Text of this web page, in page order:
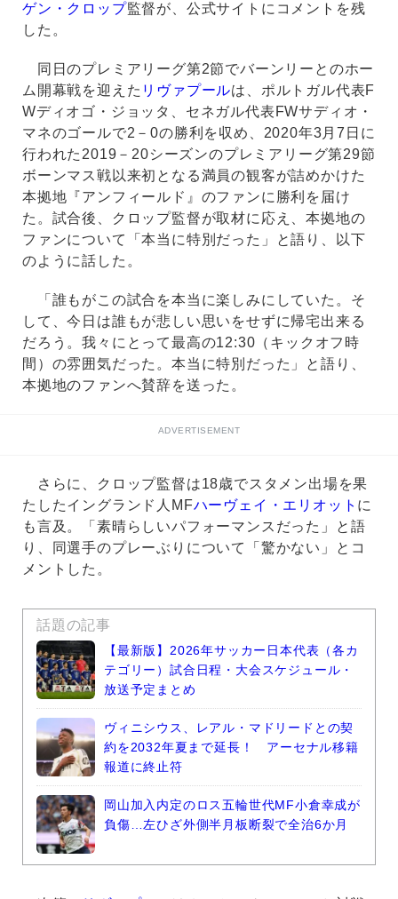
ゲン・クロップ監督が、公式サイトにコメントを残
した。
同日のプレミアリーグ第2節でバーンリーとのホー
ム開幕戦を迎えた リヴァプールは、ポルトガル代表F
Wディオゴ・ジョッタ、セネガル代表FWサディオ・
マネのゴールで2－0の勝利を収め、2020年3月7日に
行われた2019－20シーズンのプレミアリーグ第29節
ボーンマス戦以来初となる満員の観客が詰めかけた
本拠地『アンフィールド』のファンに勝利を届け
た。試合後、クロップ監督が取材に応え、本拠地の
ファンについて「本当に特別だった」と語り、以下
のように話した。
「誰もがこの試合を本当に楽しみにしていた。そ
して、今日は誰もが悲しい思いをせずに帰宅出来る
だろう。我々にとって最高の12:30（キックオフ時
間）の雰囲気だった。本当に特別だった」と語り、
本拠地のファンへ賛辞を送った。
ADVERTISEMENT
さらに、クロップ監督は18歳でスタメン出場を果
たしたイングランド人MFハーヴェイ・エリオット に
も言及。「素晴らしいパフォーマンスだった」と語
り、同選手のプレーぶりについて「驚かない」とコ
メントした。
話題の記事
【最新版】2026年サッカー日本代表（各カ
テゴリー）試合日程・大会スケジュール・
放送予定まとめ
ヴィニシウス、レアル・マドリードとの契
約を2032年夏まで延長！ アーセナル移籍
報道に終止符
岡山加入内定のロス五輪世代MF小倉幸成が
負傷…左ひざ外側半月板断裂で全治6か月